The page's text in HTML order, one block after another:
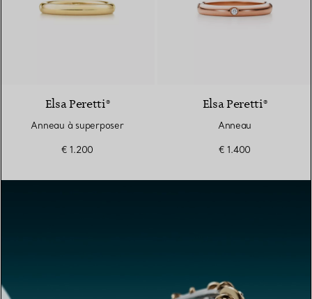
Elsa Peretti®
Anneau à superposer
€ 1.200
Elsa Peretti®
Anneau
€ 1.400